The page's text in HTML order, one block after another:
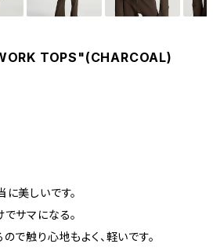
TOPS"(CHARCOAL)
美しいです。
サマになる。
で触り心地もよく、軽いです。